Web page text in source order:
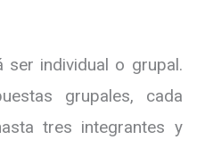
ser individual o grupal.
grupales, cada
tres integrantes y